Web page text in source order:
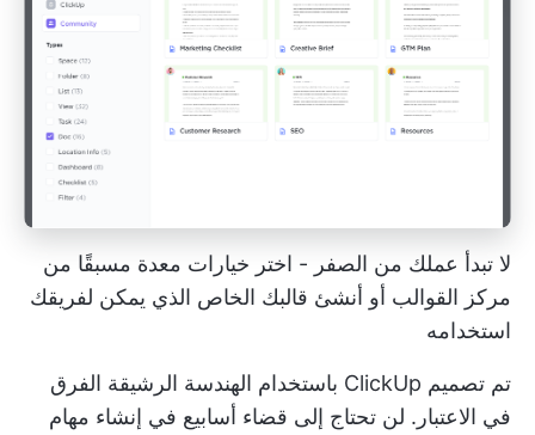
لا تبدأ عملك من الصفر - اختر خيارات معدة مسبقًا من
مركز القوالب أو أنشئ قالبك الخاص الذي يمكن لفريقك
استخدامه
تم تصميم ClickUp باستخدام الهندسة الرشيقة الفرق
في الاعتبار. لن تحتاج إلى قضاء أسابيع في إنشاء مهام